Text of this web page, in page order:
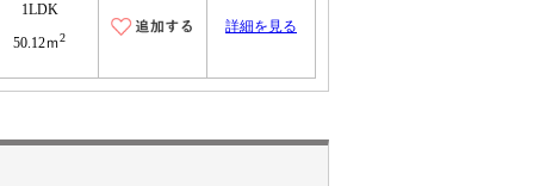
1LDK
50.12ｍ2
詳細を見る